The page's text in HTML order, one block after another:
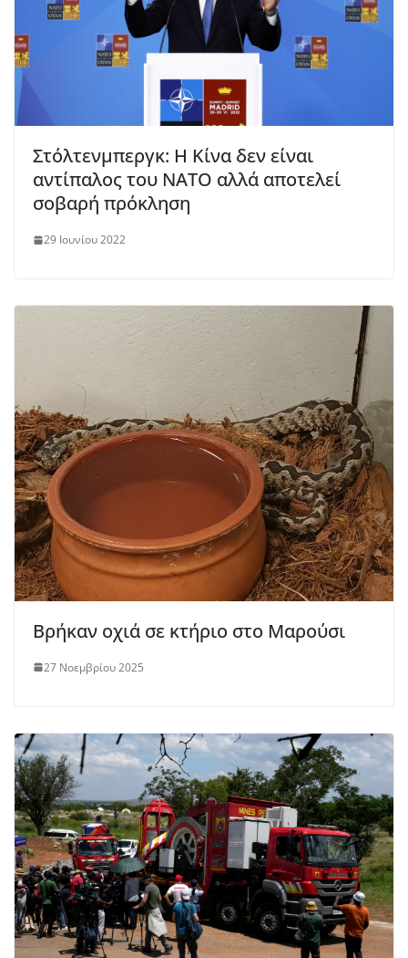
Στόλτενμπεργκ: Η Κίνα δεν είναι
αντίπαλος του ΝΑΤΟ αλλά αποτελεί
σοβαρή πρόκληση
29 Ιουνίου 2022
Βρήκαν οχιά σε κτήριο στο Μαρούσι
27 Νοεμβρίου 2025